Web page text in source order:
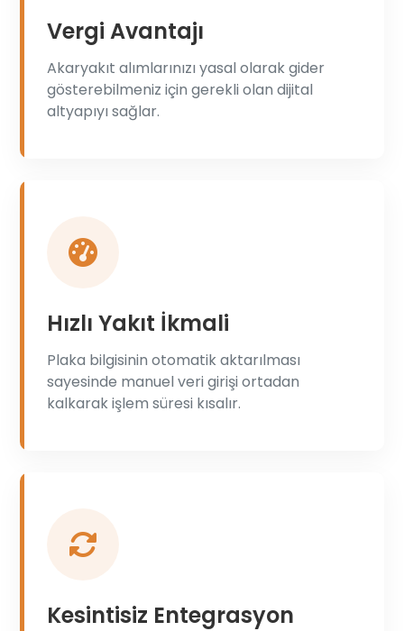
Vergi Avantajı
Akaryakıt alımlarınızı yasal olarak gider
gösterebilmeniz için gerekli olan dijital
altyapıyı sağlar.
Hızlı Yakıt İkmali
Plaka bilgisinin otomatik aktarılması
sayesinde manuel veri girişi ortadan
kalkarak işlem süresi kısalır.
Kesintisiz Entegrasyon